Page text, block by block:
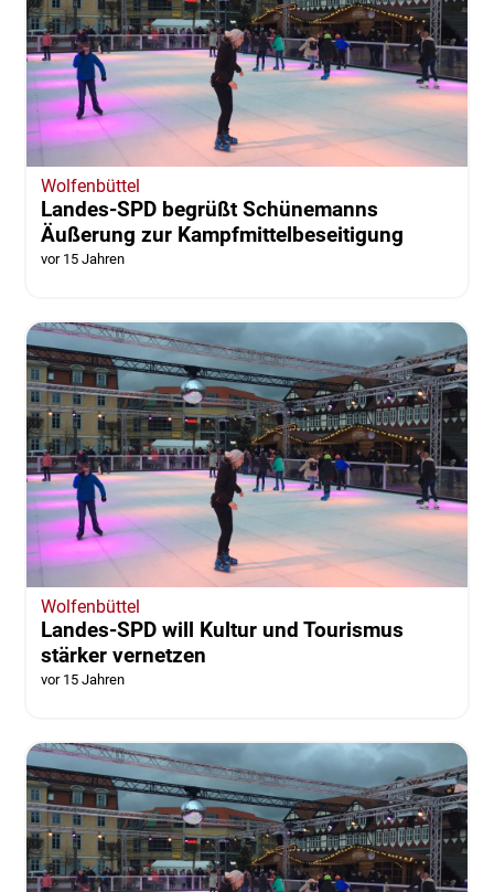
Wolfenbüttel
Landes-SPD begrüßt Schünemanns
Äußerung zur Kampfmittelbeseitigung
vor 15 Jahren
Wolfenbüttel
Landes-SPD will Kultur und Tourismus
stärker vernetzen
vor 15 Jahren